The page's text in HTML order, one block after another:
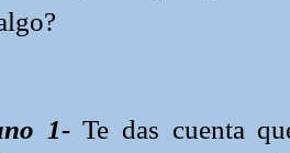
1-Te das cuenta